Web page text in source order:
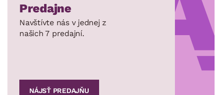
Predajne
Navštívte nás v jednej z
našich 7 predajní.
NÁJSŤ PREDAJŇU